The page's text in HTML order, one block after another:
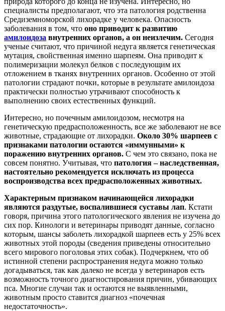
специалисты предполагают, что эта патология родственна
Средиземноморской лихорадке у человека. Опасность
заболевания в том, что оно приводит к развитию
амилоидоза внутренних органов, а он неизлечим. Сегодня
ученые считают, что причиной недуга является генетическая
мутация, свойственная именно шарпеям. Она приводит к
полимеризации молекул белков с последующим их
отложением в тканях внутренних органов. Особенно от этой
патологии страдают почки, которые в результате амилоидоза
практически полностью утрачивают способность к
выполнению своих естественных функций.
Интересно, но почечным амилоидозом, несмотря на
генетическую предрасположенность, все же заболевают не все
животные, страдающие от лихорадки. Около 30% шарпеев с
признаками патологии остаются «иммунными» к
поражению внутренних органов. С чем это связано, пока не
совсем понятно. Учитывая, что патология – наследственная,
настоятельно рекомендуется исключать из процесса
воспроизводства всех предрасположенных животных.
Характерным признаком начинающейся лихорадки
являются раздутые, воспалившиеся суставы лап. Кстати
говоря, причина этого патологического явления не изучена до
сих пор. Кинологи и ветеринары приводят данные, согласно
которым, шансы заболеть лихорадкой шарпеев есть у 25% всех
животных этой породы (сведения приведены относительно
всего мирового поголовья этих собак). Подчеркнем, что об
истинной степени распространения недуга можно только
догадываться, так как далеко не всегда у ветеринаров есть
возможность точного диагностирования причин, убивающих
пса. Многие случаи так и остаются не выявленными,
животным просто ставится диагноз «почечная
недостаточность».